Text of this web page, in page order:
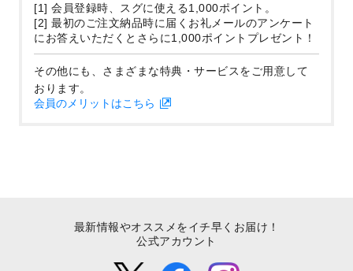
[1] 会員登録時、スグに使える1,000ポイント。
[2] 最初のご注文納品時に届くお礼メールのアンケート
にお答えいただくとさらに1,000ポイントプレゼント！
その他にも、さまざまな特典・サービスをご用意して
おります。
会員のメリットはこちら
最新情報やオススメをイチ早くお届け！
公式アカウント